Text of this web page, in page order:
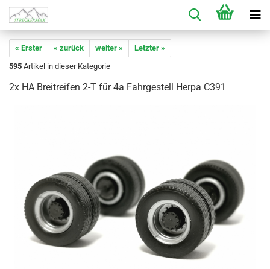
« Erster « zurück weiter »
Letzter »
595 Artikel in dieser Kategorie
2x HA Breitreifen 2-T für 4a Fahrgestell Herpa C391